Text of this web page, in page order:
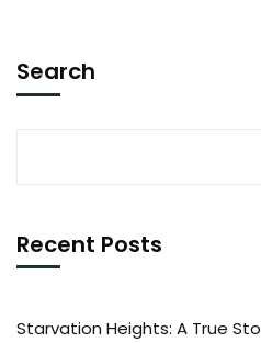
Search
Recent Posts
Starvation Heights: A True